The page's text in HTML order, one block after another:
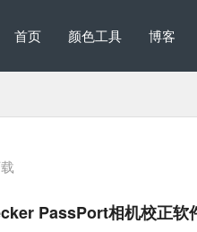
首页 颜色工具 博客
PassPort相机校正软